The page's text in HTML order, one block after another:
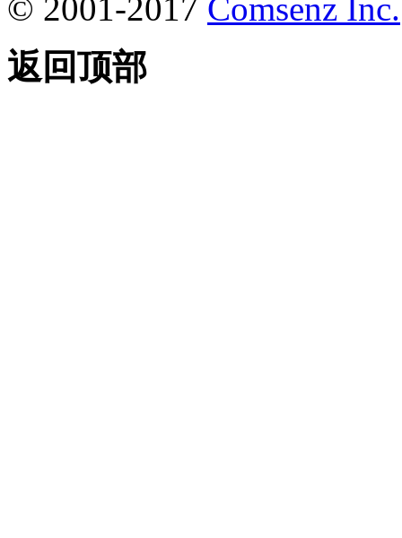
© 2001-2017 Comsenz Inc.
返回顶部